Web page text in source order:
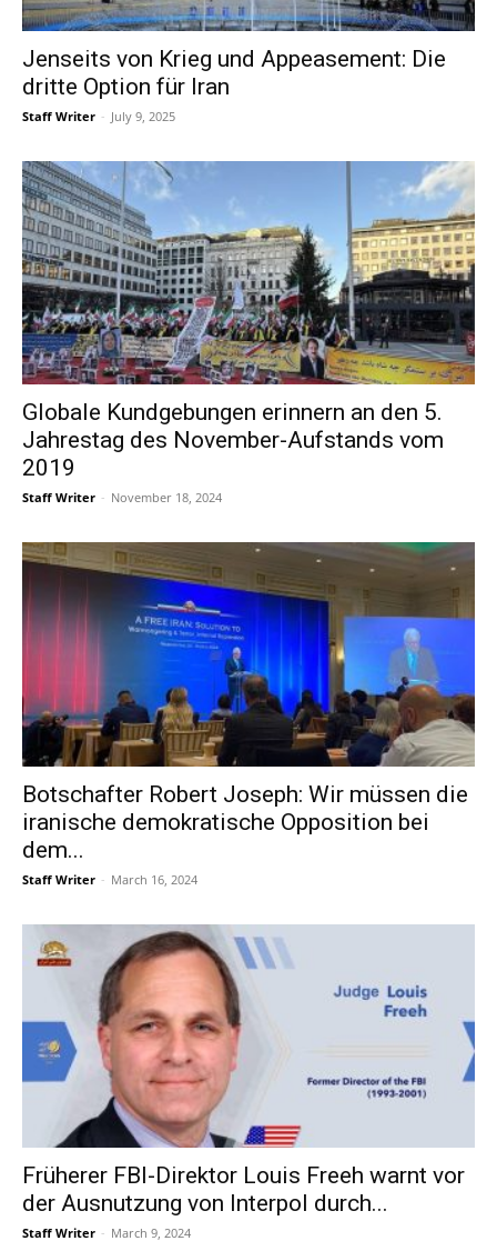
Jenseits von Krieg und Appeasement: Die
dritte Option für Iran
Staff Writer - July 9, 2025
Globale Kundgebungen erinnern an den 5.
Jahrestag des November-Aufstands vom
2019
Staff Writer - November 18, 2024
Botschafter Robert Joseph: Wir müssen die
iranische demokratische Opposition bei
dem...
Staff Writer - March 16, 2024
Früherer FBI-Direktor Louis Freeh warnt vor
der Ausnutzung von Interpol durch...
Staff Writer - March 9, 2024